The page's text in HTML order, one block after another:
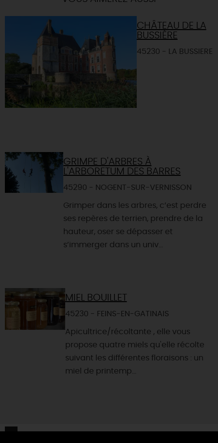
CHÂTEAU DE LA
BUSSIÈRE
45230 - LA BUSSIERE
GRIMPE D'ARBRES À
L'ARBORETUM DES BARRES
45290 - NOGENT-SUR-VERNISSON
Grimper dans les arbres, c’est perdre
ses repères de terrien, prendre de la
hauteur, oser se dépasser et
s’immerger dans un univ...
MIEL BOUILLET
45230 - FEINS-EN-GATINAIS
Apicultrice/récoltante , elle vous
propose quatre miels qu'elle récolte
suivant les différentes floraisons : un
miel de printemp...